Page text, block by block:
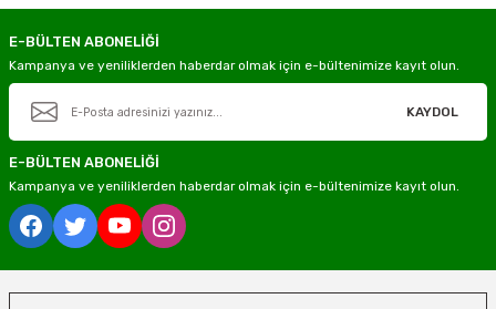
E-BÜLTEN ABONELİĞİ
Kampanya ve yeniliklerden haberdar olmak için e-bültenimize kayıt olun.
KAYDOL
E-BÜLTEN ABONELİĞİ
Kampanya ve yeniliklerden haberdar olmak için e-bültenimize kayıt olun.